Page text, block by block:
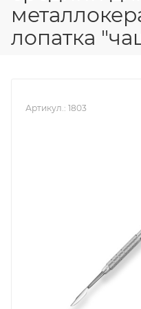
лопатка
Артикул.: 1803